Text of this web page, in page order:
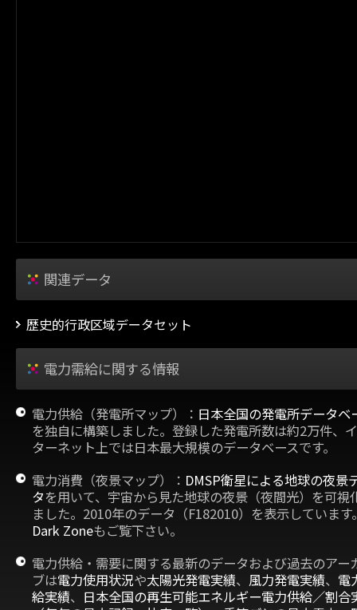
関連データ
歴史的行政区域データセット
電力需給に関する情報
電力供給（発電所マップ）： 日本全国の発電所データベ
を独自に構築しました。登録した発電所数は約2万件、
ターネット上では日本最大規模のデータベースです。
電力消費（夜景マップ）： DMSP衛星による地球の夜景
タを用いて、宇宙から見た地球の夜景（夜間光）を可視
ました。2010年のデータ（F182010）を表示しています
Dark Zoneもご覧下さい。
電力供給・需要に関する最新のデータおよび過去のアー
ブは電力使用状況や太陽光発電実績、 風力発電実績、 電
給実績、 日本全国の再生可能エネルギー電力供給／割合